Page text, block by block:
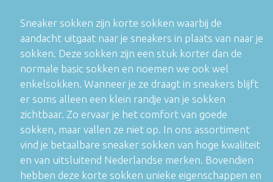
Sneaker sokken zijn korte sokken waarbij de
aandacht uitgaat naar je sneakers in plaats van naar je
sokken. Deze sokken zijn een stuk korter dan de
normale basic sokken en noemen we ook wel
enkelsokken. Wanneer je ze draagt in sneakers blijft
er soms alleen een klein randje van je sokken
zichtbaar. Zo ervaar je het comfort van goede
sokken, maar vallen ze niet op. In ons assortiment
vind je betaalbare sneaker sokken van hoge kwaliteit
en van uitsluitend Nederlandse merken. Bovendien
hebben deze korte sokken unieke eigenschappen en